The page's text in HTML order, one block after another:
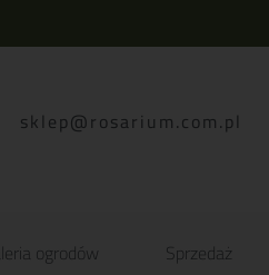
lp.moc.muirasor@pelks
ogrodów Sprzedaż